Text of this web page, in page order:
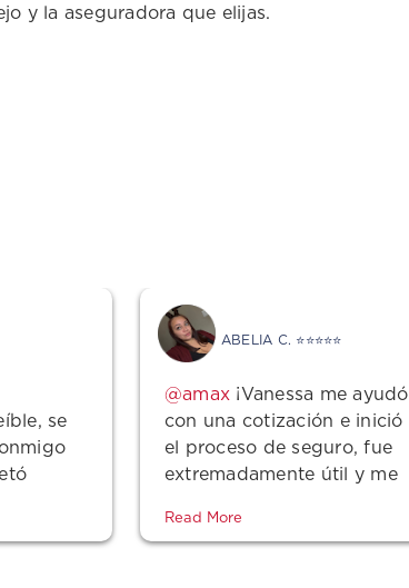
y la aseguradora que elijas.
se
ABELIA C. ⭐⭐⭐⭐⭐
¡Vanessa me ayudó
con una cotización e inició
el proceso de seguro, fue
extremadamente útil y me
Read More